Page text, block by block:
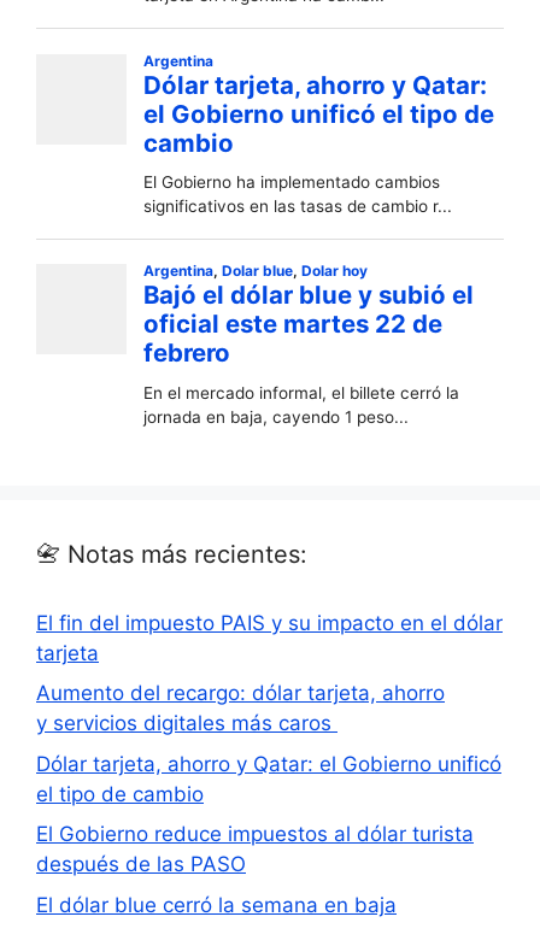
📇 Notas más recientes:
El fin del impuesto PAIS y su impacto en el dólar
tarjeta
Aumento del recargo: dólar tarjeta, ahorro
y servicios digitales más caros
Dólar tarjeta, ahorro y Qatar: el Gobierno unificó
el tipo de cambio
El Gobierno reduce impuestos al dólar turista
después de las PASO
El dólar blue cerró la semana en baja